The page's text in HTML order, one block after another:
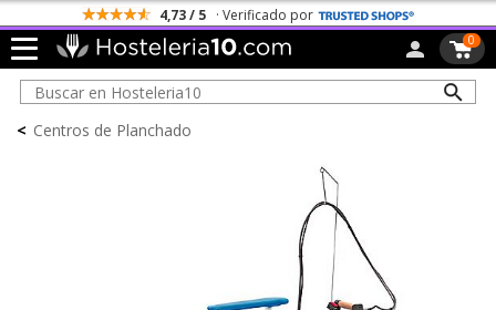
4,73 / 5 · Verificado por
0
< Centros de Planchado